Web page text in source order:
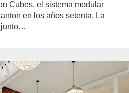
Cubes, el sistema modular
en los años setenta. La
junto…